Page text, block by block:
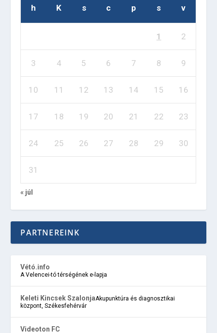
h K s c p s v
1 2
3 4 5 6 7 8 9
10 11 12 13 14 15 16
17 18 19 20 21 22 23
24 25 26 27 28 29 30
31
« júl
PARTNEREINK
Vétó.info
A Velencei-tó térségének e-lapja
Keleti Kincsek SzalonjaAkupunktúra és diagnosztikai
központ, Székesfehérvár
Videoton FC